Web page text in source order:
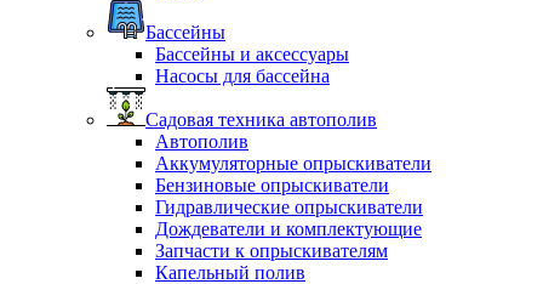
Бассейны
Бассейны и аксессуары
Насосы для бассейна
Садовая техника автополив
Автополив
Аккумуляторные опрыскиватели
Бензиновые опрыскиватели
Гидравлические опрыскиватели
Дождеватели и комплектующие
Запчасти к опрыскивателям
Капельный полив